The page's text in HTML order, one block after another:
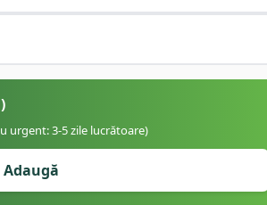
urgent: 3-5 zile lucrătoare)
Adaugă